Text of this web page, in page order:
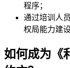
程序；
通过培训人
权局能力建设
如何成为《